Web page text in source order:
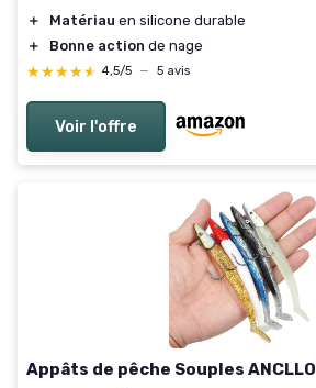
＋
Matériau en silicone durable
＋
Bonne action de nage
★★★★★
★★★★★ 4,5/5 — 5 avis
Voir l'offre
Appâts de pêche Souples ANCLLO